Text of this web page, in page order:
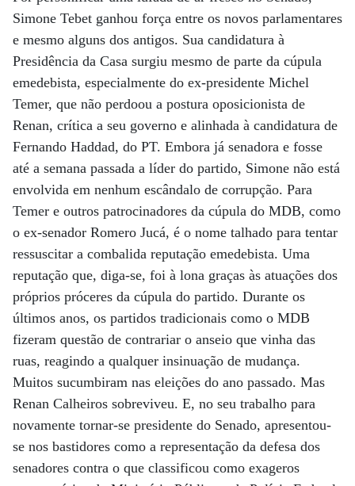
Simone Tebet ganhou força entre os novos parlamentares
e mesmo alguns dos antigos. Sua candidatura à
Presidência da Casa surgiu mesmo de parte da cúpula
emedebista, especialmente do ex-presidente Michel
Temer, que não perdoou a postura oposicionista de
Renan, crítica a seu governo e alinhada à candidatura de
Fernando Haddad, do PT. Embora já senadora e fosse
até a semana passada a líder do partido, Simone não está
envolvida em nenhum escândalo de corrupção. Para
Temer e outros patrocinadores da cúpula do MDB, como
o ex-senador Romero Jucá, é o nome talhado para tentar
ressuscitar a combalida reputação emedebista. Uma
reputação que, diga-se, foi à lona graças às atuações dos
próprios próceres da cúpula do partido. Durante os
últimos anos, os partidos tradicionais como o MDB
fizeram questão de contrariar o anseio que vinha das
ruas, reagindo a qualquer insinuação de mudança.
Muitos sucumbiram nas eleições do ano passado. Mas
Renan Calheiros sobreviveu. E, no seu trabalho para
novamente tornar-se presidente do Senado, apresentou-
se nos bastidores como a representação da defesa dos
senadores contra o que classificou como exageros